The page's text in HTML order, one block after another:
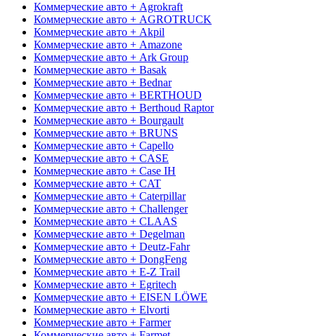
Коммерческие авто + Agrokraft
Коммерческие авто + AGROTRUCK
Коммерческие авто + Akpil
Коммерческие авто + Amazone
Коммерческие авто + Ark Group
Коммерческие авто + Basak
Коммерческие авто + Bednar
Коммерческие авто + BERTHOUD
Коммерческие авто + Berthoud Raptor
Коммерческие авто + Bourgault
Коммерческие авто + BRUNS
Коммерческие авто + Capello
Коммерческие авто + CASE
Коммерческие авто + Case IH
Коммерческие авто + CAT
Коммерческие авто + Caterpillar
Коммерческие авто + Challenger
Коммерческие авто + CLAAS
Коммерческие авто + Degelman
Коммерческие авто + Deutz-Fahr
Коммерческие авто + DongFeng
Коммерческие авто + E-Z Trail
Коммерческие авто + Egritech
Коммерческие авто + EISEN LÖWE
Коммерческие авто + Elvorti
Коммерческие авто + Farmer